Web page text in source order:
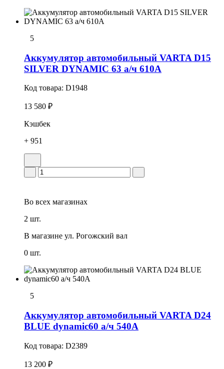
5
Аккумулятор автомобильный VARTA D15
SILVER DYNAMIC 63 а/ч 610А
Код товара: D1948
13 580 ₽
Кэшбек
+ 951
Во всех магазинах
2 шт.
В магазине ул. Рогожский вал
0 шт.
5
Аккумулятор автомобильный VARTA D24
BLUE dynamic60 а/ч 540А
Код товара: D2389
13 200 ₽